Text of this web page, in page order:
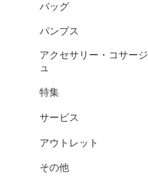
バッグ
パンプス
アクセサリー・コサージ
ュ
特集
サービス
アウトレット
その他